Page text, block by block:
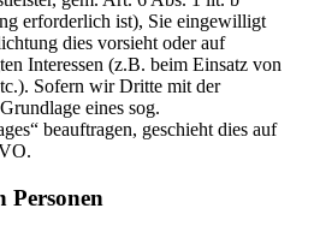
erforderlich ist), Sie eingewilligt
dies vorsieht oder auf
Interessen (z.B. beim Einsatz von
Sofern wir Dritte mit der
eines sog.
beauftragen, geschieht dies auf
Personen